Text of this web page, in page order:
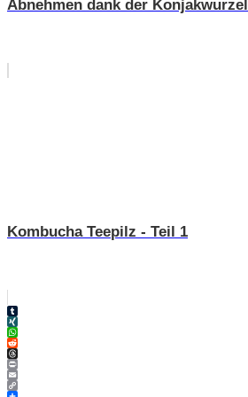
Abnehmen dank der Konjakwurzel
Kombucha Teepilz - Teil 1
Tumblr
XING
WhatsApp
Reddit
Threads
Print
Email